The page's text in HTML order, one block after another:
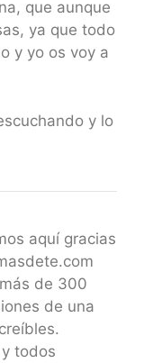
que aunque
ya que todo
y yo os voy a
y lo
aquí gracias
de 300
de una
todos